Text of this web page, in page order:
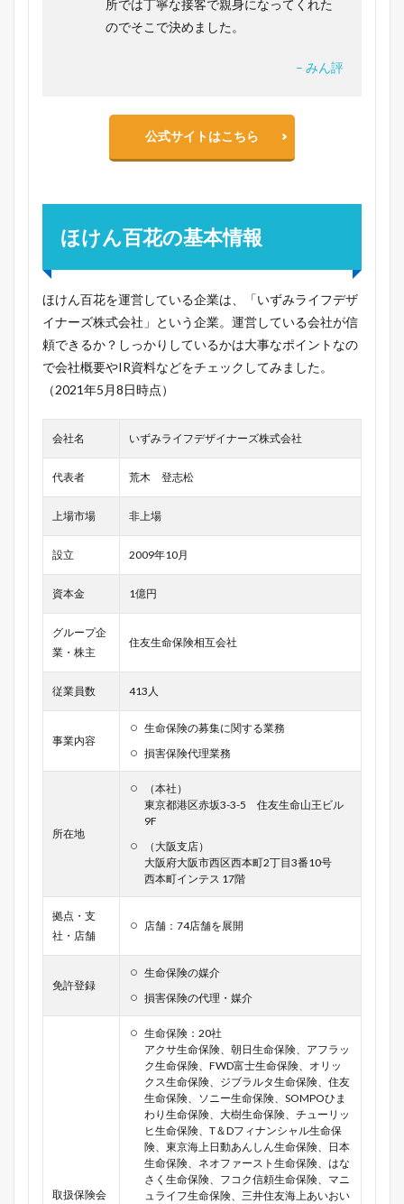
所では丁寧な接客で親身になってくれた
のでそこで決めました。
– みん評
公式サイトはこちら
ほけん百花の基本情報
ほけん百花を運営している企業は、「いずみライフデザ
イナーズ株式会社」という企業。運営している会社が信
頼できるか？しっかりしているかは大事なポイントなの
で会社概要やIR資料などをチェックしてみました。
（2021年5月8日時点）
会社名 いずみライフデザイナーズ株式会社
代表者 荒木 登志松
上場市場 非上場
設立 2009年10月
資本金 1億円
グループ企
業・株主
住友生命保険相互会社
従業員数 413人
事業内容
生命保険の募集に関する業務
損害保険代理業務
所在地
（本社）
東京都港区赤坂3-3-5 住友生命山王ビル
9F
（大阪支店）
大阪府大阪市西区西本町2丁目3番10号
西本町インテス 17階
拠点・支
社・店舗
店舗：74店舗を展開
免許登録
生命保険の媒介
損害保険の代理・媒介
取扱保険会
生命保険：20社
アクサ生命保険、朝日生命保険、アフラッ
ク生命保険、FWD富士生命保険、オリッ
クス生命保険、ジブラルタ生命保険、住友
生命保険、ソニー生命保険、SOMPOひま
わり生命保険、大樹生命保険、チューリッ
ヒ生命保険、T＆Dフィナンシャル生命保
険、東京海上日動あんしん生命保険、日本
生命保険、ネオファースト生命保険、はな
さく生命保険、フコク信頼生命保険、マニ
ュライフ生命保険、三井住友海上あいおい